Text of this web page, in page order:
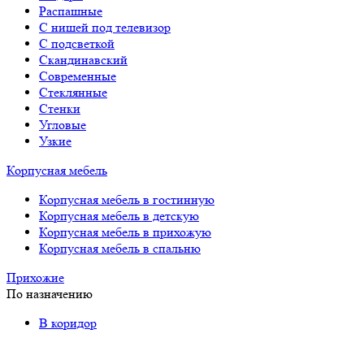
Распашные
С нишей под телевизор
С подсветкой
Скандинавский
Современные
Стеклянные
Стенки
Угловые
Узкие
Корпусная мебель
Корпусная мебель в гостинную
Корпусная мебель в детскую
Корпусная мебель в прихожую
Корпусная мебель в спальню
Прихожие
По назначению
В коридор